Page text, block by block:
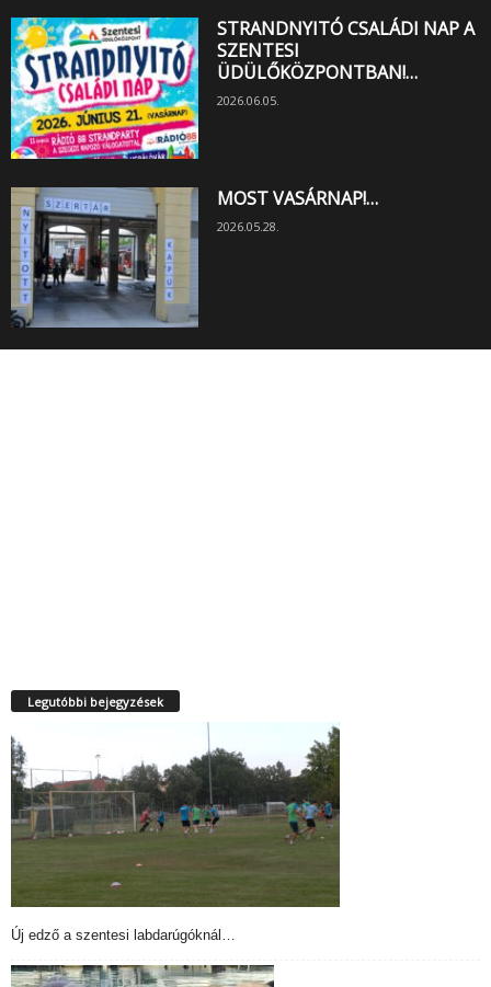
STRANDNYITÓ CSALÁDI NAP A
SZENTESI
ÜDÜLŐKÖZPONTBAN!…
2026.06.05.
MOST VASÁRNAP!…
2026.05.28.
Legutóbbi bejegyzések
Új edző a szentesi labdarúgóknál…